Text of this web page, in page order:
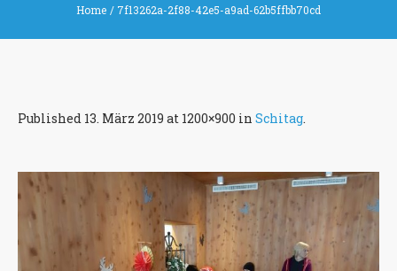
Home / 7f13262a-2f88-42e5-a9ad-62b5ffbb70cd
Published 13. März 2019 at 1200×900 in Schitag.